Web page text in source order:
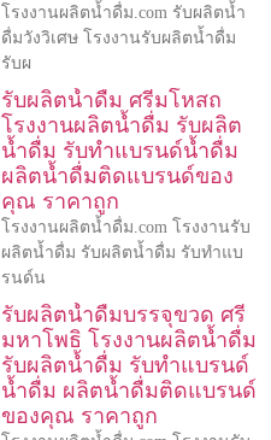
โรงงานผลิตน้ำดื่ม.com รับผลิตน้ำ
ดื่มวังวิเศษ โรงงานรับผลิตน้ำดื่ม
รับผ
รับผลิตน้ำดื่ม ศรีมโหสถ
โรงงานผลิตน้ำดื่ม รับผลิต
น้ำดื่ม รับทำแบรนด์น้ำดื่ม
ผลิตน้ำดื่มติดแบรนด์ของ
คุณ ราคาถูก
โรงงานผลิตน้ำดื่ม.com โรงงานรับ
ผลิตน้ำดื่ม รับผลิตน้ำดื่ม รับทำแบ
รนด์น
รับผลิตน้ำดื่มบรรจุขวด ศรี
มหาโพธิ โรงงานผลิตน้ำดื่ม
รับผลิตน้ำดื่ม รับทำแบรนด์
น้ำดื่ม ผลิตน้ำดื่มติดแบรนด์
ของคุณ ราคาถูก